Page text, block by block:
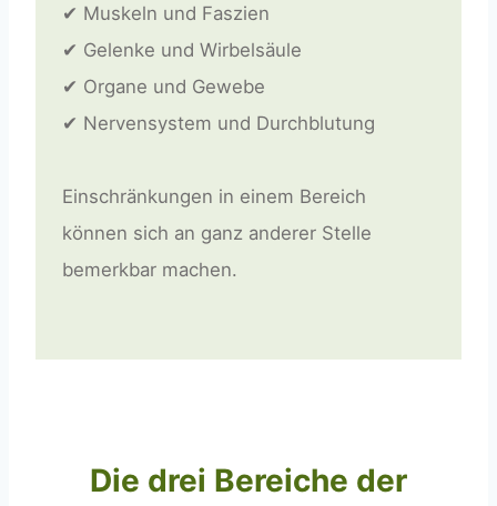
✔ Muskeln und Faszien
✔ Gelenke und Wirbelsäule
✔ Organe und Gewebe
✔ Nervensystem und Durchblutung
Einschränkungen in einem Bereich
können sich an ganz anderer Stelle
bemerkbar machen.
Die drei Bereiche der